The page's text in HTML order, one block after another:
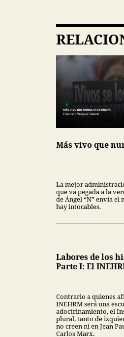
Más vivo que
La mejor
que va pegada a la
de Ángel “N” envía el
hay intocables.
Labores de los
Parte I: El
Contrario a quienes
INEHRM será una
adoctrinamiento, el
plural, tanto de
no creen ni en Jean
Carlos Marx.